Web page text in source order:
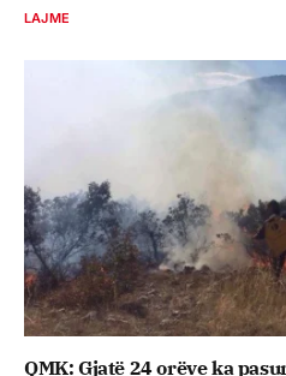
LAJME
QMK: Gjatë 24 orëve ka